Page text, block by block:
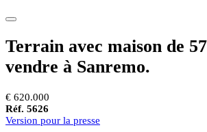
Terrain avec maison de
vendre à Sanremo.
€ 620.000
Réf. 5626
Version pour la presse